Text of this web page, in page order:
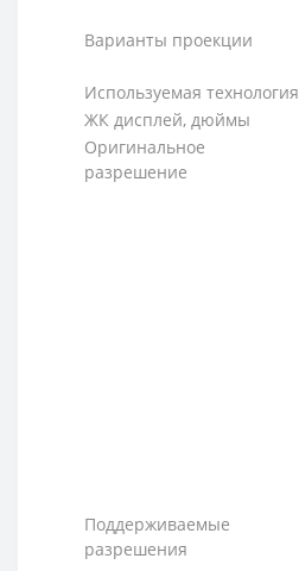
Варианты проекции
Используемая технология
ЖК дисплей, дюймы
Оригинальное
разрешение
Поддерживаемые
разрешения